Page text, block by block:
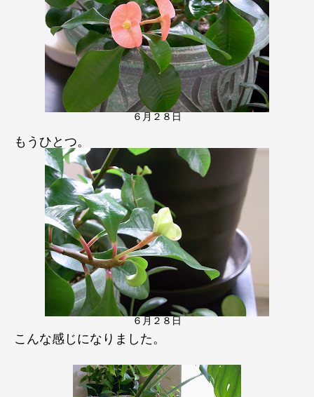
６月２８日
もうひとつ。
６月２８日
こんな感じになりました。